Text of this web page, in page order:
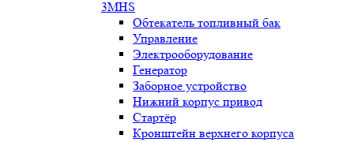
3MHS
Обтекатель топливный бак
Управление
Электрооборудование
Генератор
Заборное устройство
Нижний корпус привод
Стартёр
Кронштейн верхнего корпуса